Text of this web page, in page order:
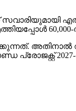
സവാരിയുമായി
60,000-
അതിനാല്‍